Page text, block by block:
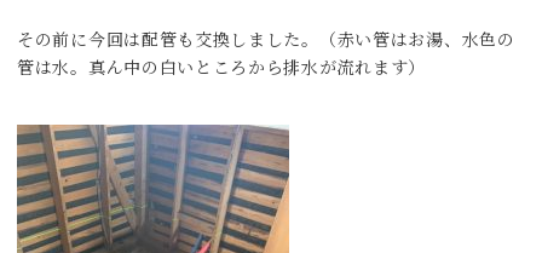
その前に今回は配管も交換しました。（赤い管はお湯、水色の
管は水。真ん中の白いところから排水が流れます）